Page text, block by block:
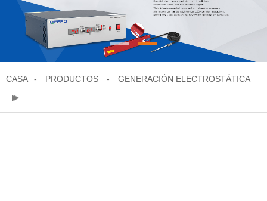
CASA PRODUCTOS GENERACIÓN ELECTROSTÁTICA